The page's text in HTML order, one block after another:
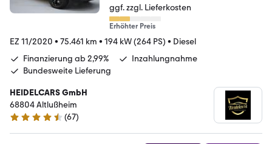
ggf. zzgl. Lieferkosten
Erhöhter Preis
EZ 11/2020 • 75.461 km • 194 kW (264 PS) • Diesel
Finanzierung ab 2,99%
Inzahlungnahme
Bundesweite Lieferung
HEIDELCARS GmbH
68804 Altlußheim
4.7 Sterne
(67)